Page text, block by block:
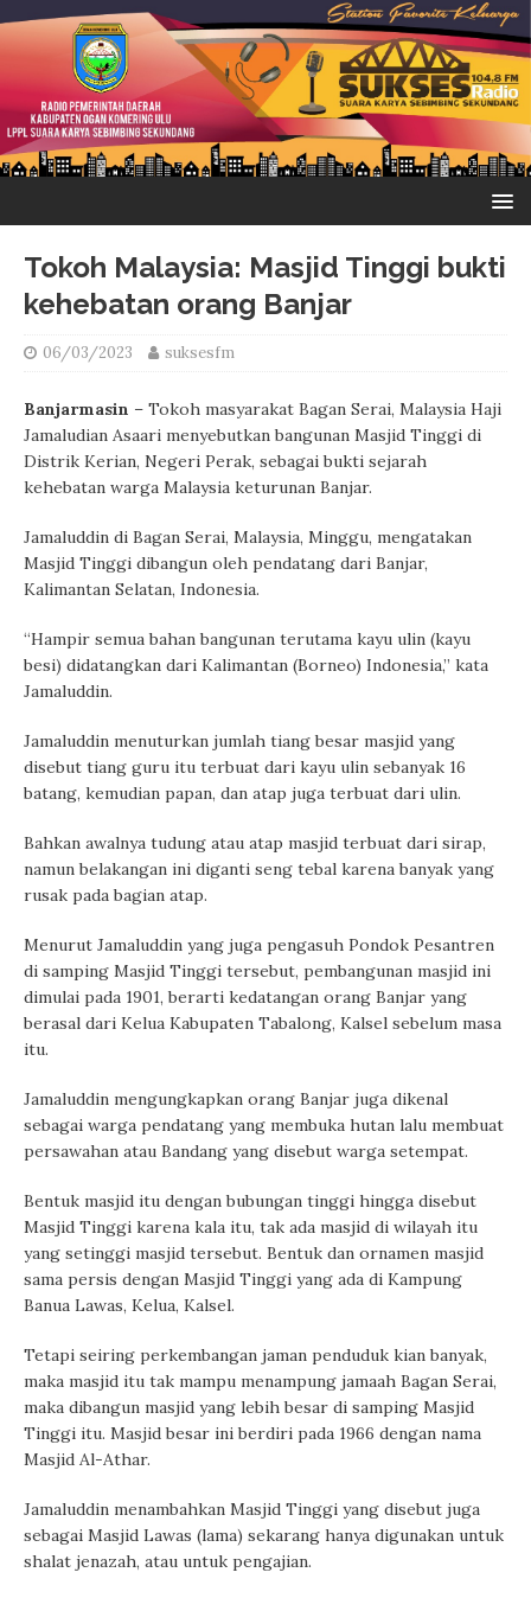
Tokoh Malaysia: Masjid Tinggi bukti
kehebatan orang Banjar
06/03/2023 suksesfm
Banjarmasin – Tokoh masyarakat Bagan Serai, Malaysia Haji
Jamaludian Asaari menyebutkan bangunan Masjid Tinggi di
Distrik Kerian, Negeri Perak, sebagai bukti sejarah
kehebatan warga Malaysia keturunan Banjar.
Jamaluddin di Bagan Serai, Malaysia, Minggu, mengatakan
Masjid Tinggi dibangun oleh pendatang dari Banjar,
Kalimantan Selatan, Indonesia.
“Hampir semua bahan bangunan terutama kayu ulin (kayu
besi) didatangkan dari Kalimantan (Borneo) Indonesia,” kata
Jamaluddin.
Jamaluddin menuturkan jumlah tiang besar masjid yang
disebut tiang guru itu terbuat dari kayu ulin sebanyak 16
batang, kemudian papan, dan atap juga terbuat dari ulin.
Bahkan awalnya tudung atau atap masjid terbuat dari sirap,
namun belakangan ini diganti seng tebal karena banyak yang
rusak pada bagian atap.
Menurut Jamaluddin yang juga pengasuh Pondok Pesantren
di samping Masjid Tinggi tersebut, pembangunan masjid ini
dimulai pada 1901, berarti kedatangan orang Banjar yang
berasal dari Kelua Kabupaten Tabalong, Kalsel sebelum masa
itu.
Jamaluddin mengungkapkan orang Banjar juga dikenal
sebagai warga pendatang yang membuka hutan lalu membuat
persawahan atau Bandang yang disebut warga setempat.
Bentuk masjid itu dengan bubungan tinggi hingga disebut
Masjid Tinggi karena kala itu, tak ada masjid di wilayah itu
yang setinggi masjid tersebut. Bentuk dan ornamen masjid
sama persis dengan Masjid Tinggi yang ada di Kampung
Banua Lawas, Kelua, Kalsel.
Tetapi seiring perkembangan jaman penduduk kian banyak,
maka masjid itu tak mampu menampung jamaah Bagan Serai,
maka dibangun masjid yang lebih besar di samping Masjid
Tinggi itu. Masjid besar ini berdiri pada 1966 dengan nama
Masjid Al-Athar.
Jamaluddin menambahkan Masjid Tinggi yang disebut juga
sebagai Masjid Lawas (lama) sekarang hanya digunakan untuk
shalat jenazah, atau untuk pengajian.